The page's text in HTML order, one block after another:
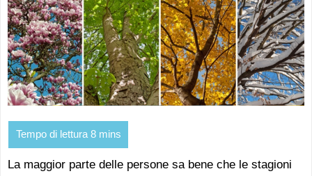
La maggior parte delle persone sa bene che le stagioni